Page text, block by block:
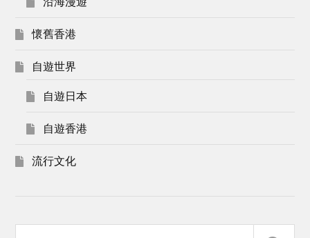
懷舊香港
自遊世界
自遊日本
自遊香港
流行文化